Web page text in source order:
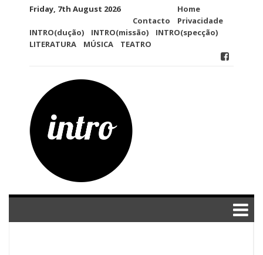
Friday, 7th August 2026
Contacto
Home
Privacidade
INTRO(dução)
INTRO(missão)
INTRO(specção)
LITERATURA
MÚSICA TEATRO